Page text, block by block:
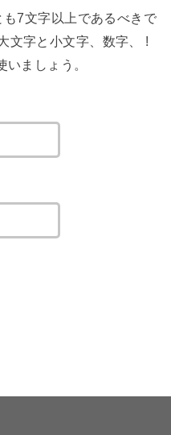
7文字以上であるべきで
文字と小文字、数字、 !
ましょう。